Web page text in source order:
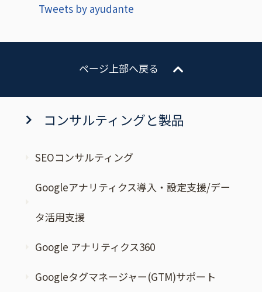
Tweets by ayudante
ページ上部へ戻る
コンサルティングと製品
SEOコンサルティング
Googleアナリティクス導入・設定支援/デー
タ活用支援
Google アナリティクス360
Googleタグマネージャー(GTM)サポート